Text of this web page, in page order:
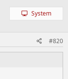
System
#820